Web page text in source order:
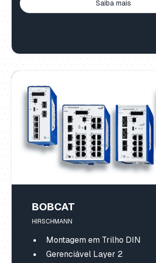
Saiba mais
BOBCAT
HIRSCHMANN
Montagem em Trilho DIN
Gerenciável Layer 2